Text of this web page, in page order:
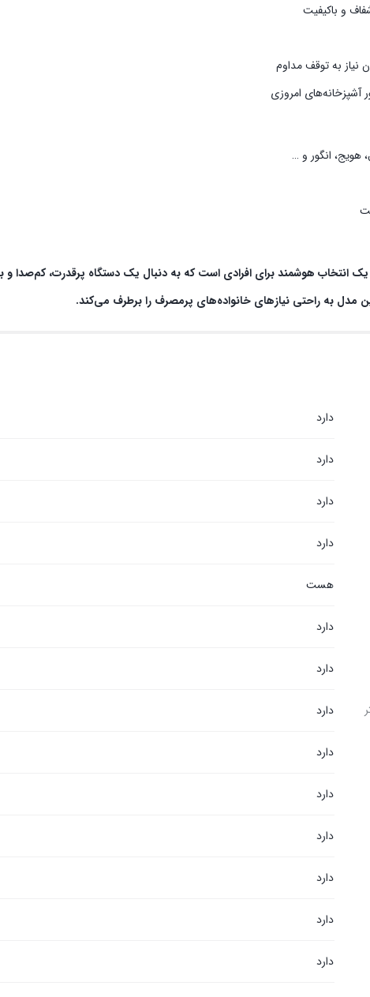
و باکیفیت
نیاز به توقف مداوم
آشپزخانه‌های امروزی
هویج، انگور و …
مدل به راحتی نیازهای خانواده‌های پرمصرف را برطرف می‌کند.
دارد
دارد
دارد
دارد
هست
دارد
دارد
دارد
دارد
دارد
دارد
دارد
دارد
دارد